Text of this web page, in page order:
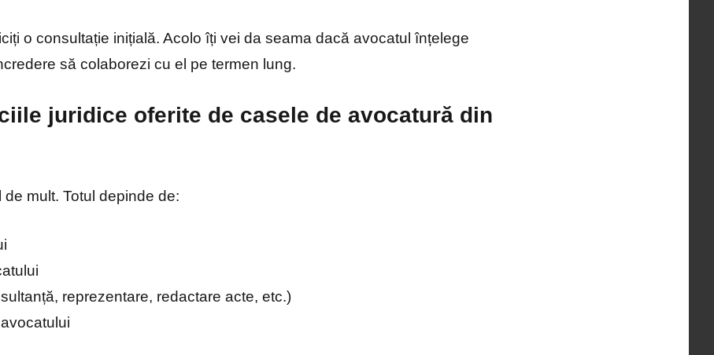
o consultație inițială. Acolo îți vei da seama dacă avocatul înțelege
să colaborezi cu el pe termen lung.
juridice oferite de casele de avocatură din
mult. Totul depinde de:
reprezentare, redactare acte, etc.)